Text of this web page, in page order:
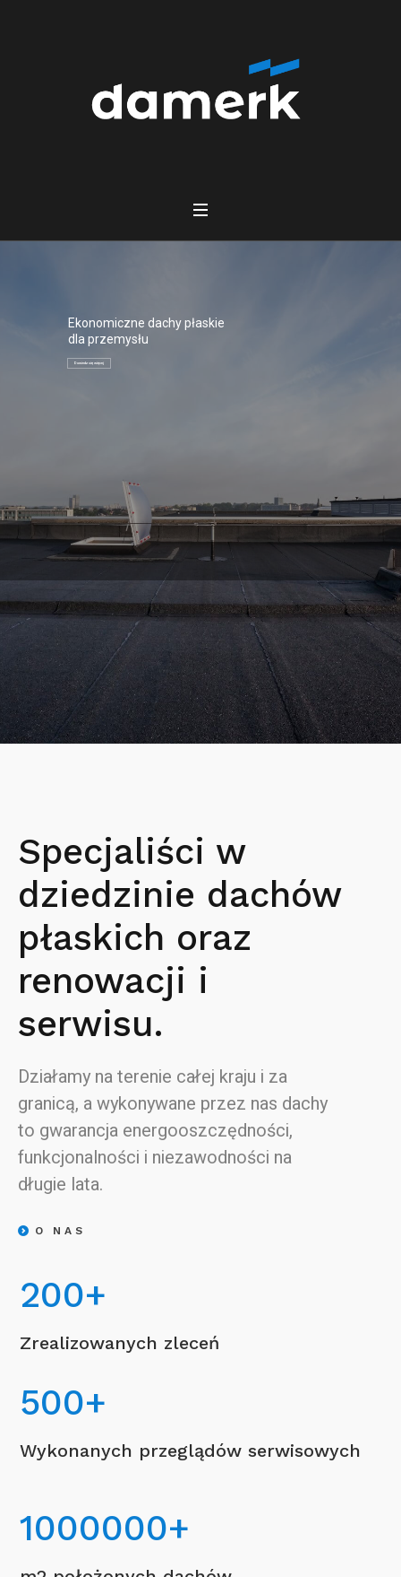
Ekonomiczne dachy płaskie
dla przemysłu
Dowiedz się więcej
Specjaliści w
dziedzinie dachów
płaskich oraz
renowacji i
serwisu.
Działamy na terenie całej kraju i za
granicą, a wykonywane przez nas dachy
to gwarancja energooszczędności,
funkcjonalności i niezawodności na
długie lata.
O NAS
200+
Zrealizowanych zleceń
500+
Wykonanych przeglądów serwisowych
1000000+